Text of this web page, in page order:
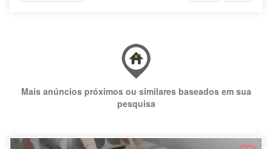
Mais anúncios próximos ou similares baseados em sua
pesquisa